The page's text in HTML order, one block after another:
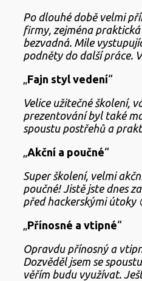
Po dlouhé době velmi
firmy, zejména
bezvadná. Mile
podněty do další práce.
Fajn styl vedení“
Velice užitečné školení,
prezentování byl také
spoustu postřehů a
Akční a poučné“
Super školení, velmi
poučné! Jistě jste dnes
před hackerskými útoky
Přínosné a vtipné“
Opravdu přínosný a
Dozvěděl jsem se
věřím budu využívat.